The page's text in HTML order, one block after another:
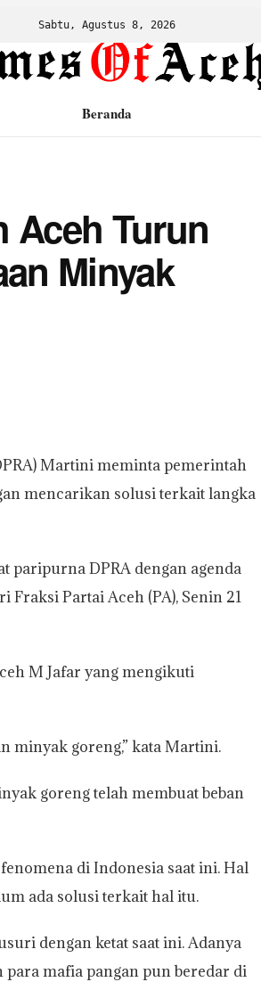
Sabtu, Agustus 8, 2026
Beranda
Aceh Turun
Minyak
Martini meminta pemerintah
mencarikan solusi terkait langka
paripurna DPRA dengan agenda
Fraksi Partai Aceh (PA), Senin 21
M Jafar yang mengikuti
minyak goreng,” kata Martini.
goreng telah membuat beban
di Indonesia saat ini. Hal
ada solusi terkait hal itu.
dengan ketat saat ini. Adanya
mafia pangan pun beredar di